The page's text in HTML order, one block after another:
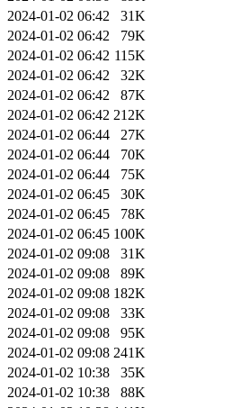
2024-01-02 06:42
31K
2024-01-02 06:42
79K
2024-01-02 06:42 115K
2024-01-02 06:42
32K
2024-01-02 06:42
87K
2024-01-02 06:42 212K
2024-01-02 06:44
27K
2024-01-02 06:44
70K
2024-01-02 06:44
75K
2024-01-02 06:45
30K
2024-01-02 06:45
78K
2024-01-02 06:45 100K
2024-01-02 09:08
31K
2024-01-02 09:08
89K
2024-01-02 09:08 182K
2024-01-02 09:08
33K
2024-01-02 09:08
95K
2024-01-02 09:08 241K
2024-01-02 10:38
35K
2024-01-02 10:38
88K